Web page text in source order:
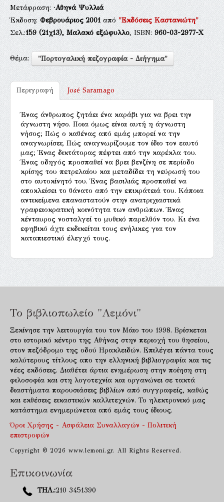
Μετάφραση:·Αθηνά Ψυλλιά
Έκδοση:Φεβρουάριος 2001από"Εκδόσεις Καστανιώτη"
Σελ.:159(21χ13), Μαλακό εξώφυλλο, ISBN:960-03-2977-Χ
Θέμα: "Πορτογαλική πεζογραφία - Διήγημα"
Περιγραφή José Saramago
Ένας άνθρωπος ζητάει ένα καράβι για να βρει την
άγνωστη νήσο. Ποια όμως είναι αυτή η άγνωστη
νήσος; Πώς ο καθένας από εμάς μπορεί να την
αναγνωρίσει; Πώς αναγνωρίζουμε τον ίδιο τον εαυτό
μας; Ένας δικτάτορας πέφτει από την καρέκλα του.
Ένας οδηγός προσπαθεί να βρει βενζίνη σε περίοδο
κρίσης του πετρελαίου και μεταδίδει τη νεύρωσή του
στο αυτοκίνητό του. Ένας βασιλιάς προσπαθεί να
αποκλείσει το θάνατο από την επικράτειά του. Κάποια
αντικείμενα επαναστατούν στην ανατριχιαστικά
γραφειοκρατική κοινότητα των ανθρώπων. Ένας
κένταυρος νοσταλγεί το μυθικό παρελθόν του. Κι ένα
εφηβικό άχτι εκδικείται τους ενήλικες για τον
καταπιεστικό έλεγχό τους.
Το βιβλιοπωλείο "Λεμόνι"
Ξεκίνησε την λειτουργία του τον Μάιο του 1998. Βρίσκεται
στο ιστορικό κέντρο της Αθήνας στην περιοχή του θησείου,
στον πεζόδρομο της οδού Ηρακλειδών. Επιλέγει πάντα τους
καλύτερους τίτλους απο την ελληνική βιβλιογραφία και τις
νέες εκδόσεις. Διαθέτει άρτια ενημέρωση στην ποίηση στη
φιλοσοφία και στη λογοτεχνία και οργανώνει σε τακτά
διαστήματα παρουσιάσεις βιβλίων από συγγραφείς, καθώς
και εκθέσεις εικαστικών καλλιτεχνών. Το ηλεκτρονικό μας
κατάστημα ενημερώνεται από εμάς τους ίδιους.
Όροι Χρήσης - Ασφάλεια Συναλλαγών - Πολιτική
επιστροφών
Copyright © 2026 www.lemoni.gr. All Rights Reserved.
Επικοινωνία
ΤΗΛ.:210 3451390